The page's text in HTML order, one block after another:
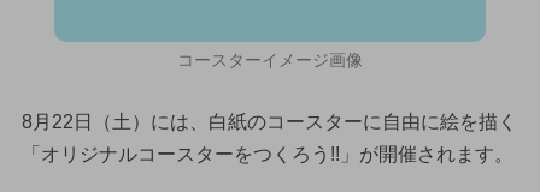
コースターイメージ画像
8月22日（土）には、白紙のコースターに自由に絵を描く
「オリジナルコースターをつくろう!!」が開催されます。